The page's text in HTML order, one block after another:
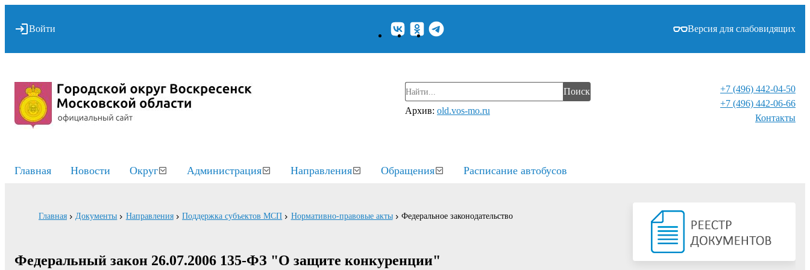
Войти Версия для слабовидящих
Поиск
Архив: old.vos-mo.ru
+7 (496) 442-04-50
+7 (496) 442-06-66
Контакты⁠
Главная Новости Округ Администрация Направления Обращения Расписание автобусов
Главная Документы Направления Поддержка субъектов МСП Нормативно-правовые акты Федеральное законодательство
Федеральный закон 26.07.2006 135-ФЗ "О защите конкуренции"